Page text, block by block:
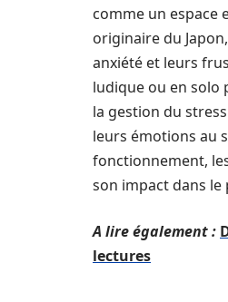
comme un espace
originaire du
anxiété et leurs
ludique ou en solo
la gestion du
leurs émotions au
fonctionnement,
son impact dans le
A lire également :
lectures